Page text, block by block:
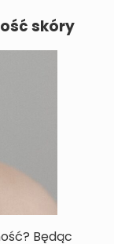
skóry
Będąc